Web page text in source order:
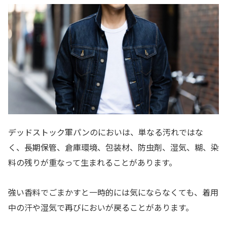
デッドストック軍パンのにおいは、単なる汚れではな
く、長期保管、倉庫環境、包装材、防虫剤、湿気、糊、染
料の残りが重なって生まれることがあります。
強い香料でごまかすと一時的には気にならなくても、着用
中の汗や湿気で再びにおいが戻ることがあります。